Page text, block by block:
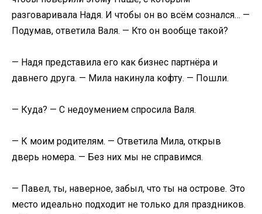
разговаривала Надя. И чтобы он во всём сознался… —
Подумав, ответила Валя. — Кто он вообще такой?​
​— Надя представила его как бизнес партнёра и
давнего друга. — Мила накинула кофту. — Пошли.​
​— Куда? — С недоумением спросила Валя.​
​— К моим родителям. — Ответила Мила, открыв
дверь номера. — Без них мы не справимся.​
​— Павел, ты, наверное, забыл, что ты на острове. Это
место идеально подходит не только для праздников.